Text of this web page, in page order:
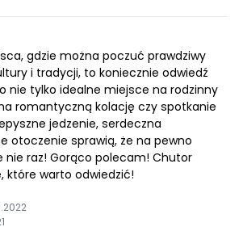
gdzie można poczuć prawdziwy
i tradycji, to koniecznie odwiedź
nie tylko idealne miejsce na rodzinny
romantyczną kolację czy spotkanie
jedzenie, serdeczna
otoczenie sprawią, że na pewno
nie raz! Gorąco polecam! Chutor
które warto odwiedzić!